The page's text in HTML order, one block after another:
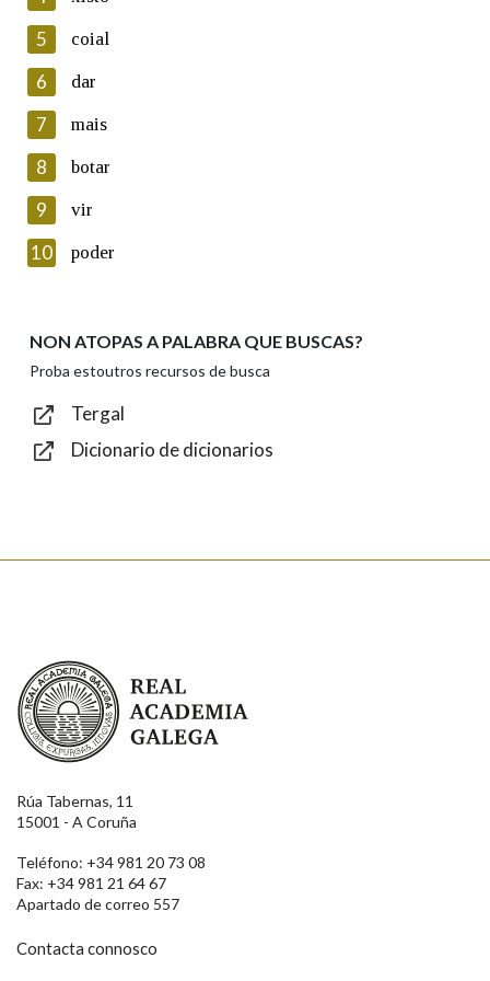
Lin e acepto as condicións da política de
Introduce o código que aparece na imaxe:
Texto de verificación
Enviar
5 coial
6 dar
7 mais
8 botar
9 vir
10 poder
NON ATOPAS A PALABRA QUE BUSCAS?
Proba estoutros recursos de busca
Tergal
Dicionario de dicionarios
Real Academia Galega
Rúa Tabernas, 11
15001 - A Coruña
Teléfono: +34 981 20 73 08
Fax: +34 981 21 64 67
Apartado de correo 557
Contacta connosco